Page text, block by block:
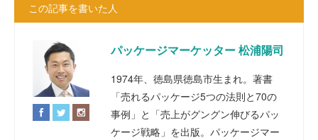
この記事を書いた人
パッケージマーケッター 松浦陽司
1974年、徳島県徳島市生まれ。著書
「売れるパッケージ5つの法則と70の
事例」と「売上がグングン伸びるパッ
ケージ戦略」を出版。パッケージマー